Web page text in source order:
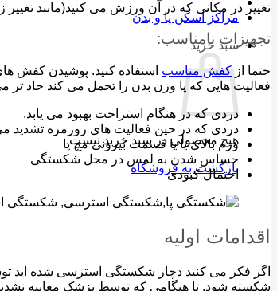
مراکز اسکن پا و بدن
سبد خرید
هیچ محصولی در سبد خرید نیست.
بازگشت به فروشگاه
تغییر در مکانی که در آن ورزش می کنید(مانند
تجهیزات نامناسب:
حتما ازکفش مناسب استفاده کنید. پوشیدن کفش
فعالیت هایی که پا وزن بدن را تحمل می کند حاد تر
دردی که در هنگام استراحت بهبود می یابد.
دردی که در حین فعالیت های روزمره تشدید
ورم بالای پا یا قسمت بیرونی مچ پا
حساس شدن به لمس در محل شکستگی
احتمال کبودی
اقدامات اولیه
اگر فکر می کنید دچار شکستگی استرسی شده اید
شکسته شود. تا هنگامی که توسط پزشک معاینه